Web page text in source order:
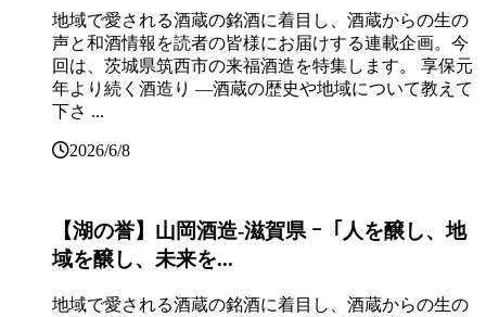
地域で愛される酒蔵の銘酒に着目し、酒蔵からの生の
声と和酒情報を読者の皆様にお届けする連載企画。今
回は、茨城県筑西市の来福酒造を特集します。 享保元
年より続く酒造り ―酒蔵の歴史や地域について教えて
下さ ...
2026/6/8
【湖の誉】山岡酒造‐滋賀県 ｰ「人を醸し、地
域を醸し、未来を...
地域で愛される酒蔵の銘酒に着目し、酒蔵からの生の